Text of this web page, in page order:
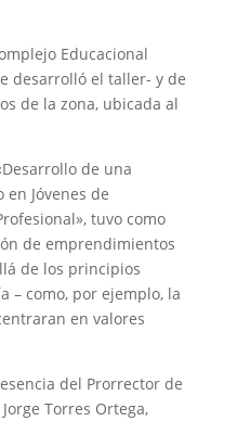
Educacional
desarrolló el taller- y de
de la zona, ubicada al
de una
Jóvenes de
tuvo como
de emprendimientos
de los principios
– como, por ejemplo, la
en valores
del Prorrector de
Torres Ortega,